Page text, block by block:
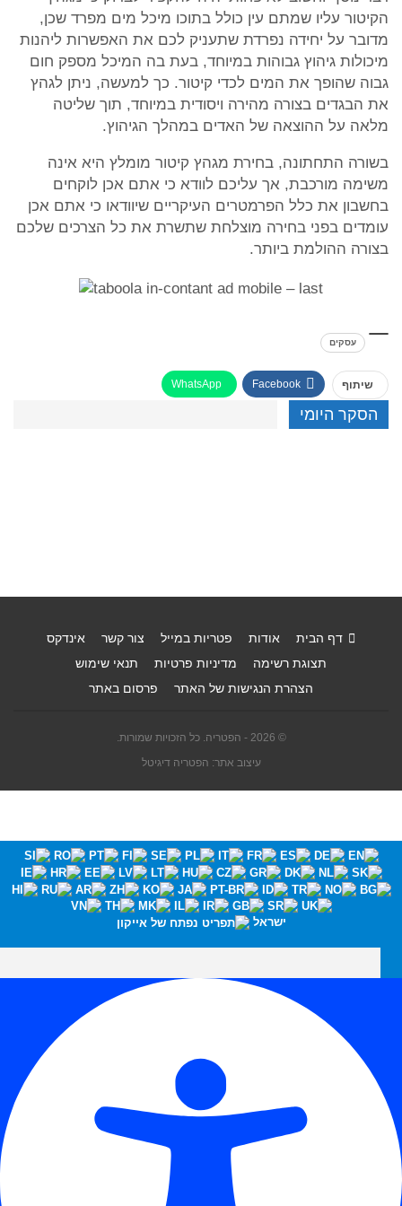
הקיטור עליו שמתם עין כולל בתוכו מיכל מים מפרד שכן,
מדובר על יחידה נפרדת שתעניק לכם את האפשרות ליהנות
מיכולות גיהוץ גבוהות במיוחד, בעת בה המיכל מספק חום
גבוה שהופך את המים לכדי קיטור. כך למעשה, ניתן לגהץ
את הבגדים בצורה מהירה ויסודית במיוחד, תוך שליטה
מלאה על ההוצאה של האדים במהלך הגיהוץ.
בשורה התחתונה, בחירת מגהץ קיטור מומלץ היא אינה
משימה מורכבת, אך עליכם לוודא כי אתם אכן לוקחים
בחשבון את כלל הפרמטרים העיקריים שיוודאו כי אתם אכן
עומדים בפני בחירה מוצלחת שתשרת את כל הצרכים שלכם
בצורה ההולמת ביותר.
עסקים
שיתוף Facebook
WhatsApp
הסקר היומי
דף הבית אודות פטריות במייל צור קשר
אינדקס
תצוגת רשימה
מדיניות פרטיות
תנאי שימוש
הצהרת הנגישות של האתר
פרסום באתר
© 2026 - הפטריה. כל הזכויות שמורות.
עיצוב אתר: הפטריה דיגיטל
ישראל